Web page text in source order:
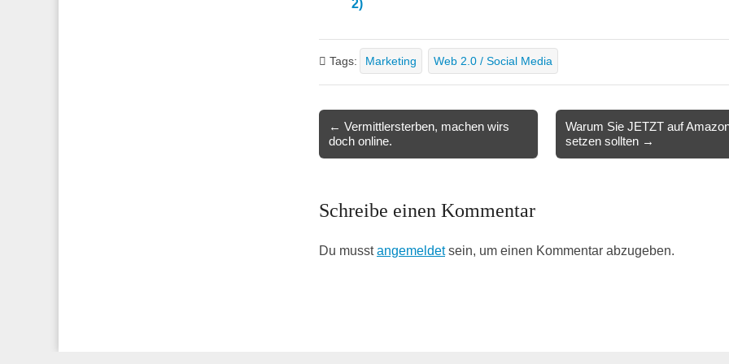
2)
Tags: Marketing Web 2.0 / Social Media
Post
navigation
← Vermittlersterben, machen wirs
doch online.
Warum Sie JETZT auf
setzen sollten →
Schreibe einen Kommentar
Du musstangemeldetsein, um einen Kommentar abzugeben.